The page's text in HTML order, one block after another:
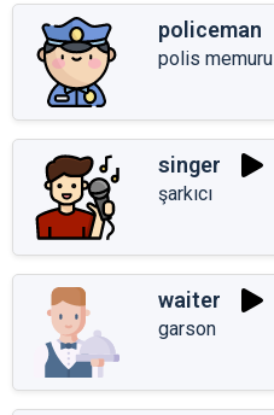
policeman
polis memuru
singer
şarkıcı
waiter
garson